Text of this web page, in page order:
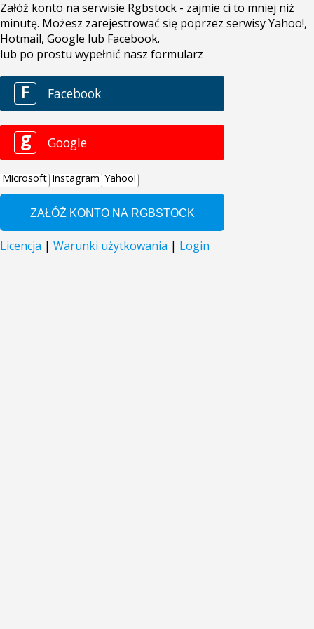
Załóż konto na serwisie Rgbstock - zajmie ci to mniej niż
minutę. Możesz zarejestrować się poprzez serwisy Yahoo!,
Hotmail, Google lub Facebook.
lub po prostu wypełnić nasz formularz
F Facebook
g Google
Microsoft Instagram Yahoo!
Licencja | Warunki użytkowania | Login